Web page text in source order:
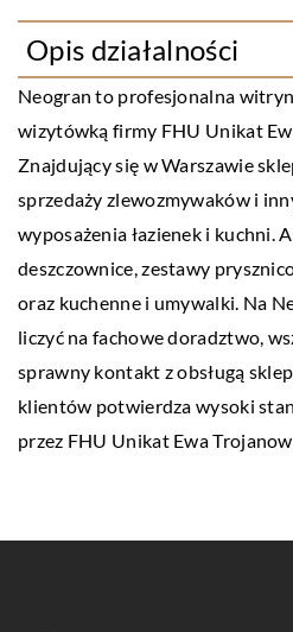
Opis działalności
Neogran to profesjonalna
wizytówką firmy FHU Unikat
Znajdujący się w Warszawie
sprzedaży zlewozmywaków i
wyposażenia łazienek i kuchni.
deszczownice, zestawy
oraz kuchenne i umywalki. Na
liczyć na fachowe doradztwo,
sprawny kontakt z obsługą
klientów potwierdza wysoki
przez FHU Unikat Ewa